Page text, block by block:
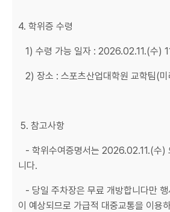
4. 학위증 수령
1) 수령 가능 일자 : 2026.02.11.(수)
2) 장소 : 스포츠산업대학원 교학팀(
5. 참고사항
- 학위수여증명서는 2026.02.11.(수)
니다.
- 당일 주차장은 무료 개방합니다만
이 예상되므로 가급적 대중교통을 이용